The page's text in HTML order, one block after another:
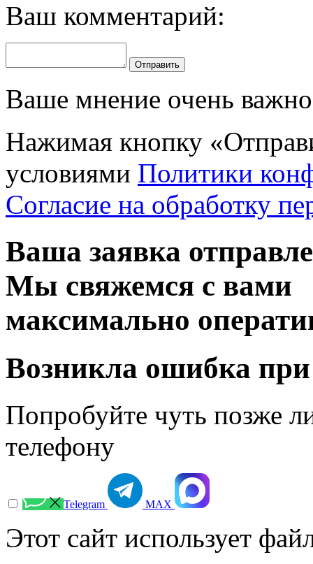
Ваш комментарий:
Отправить
Ваше мнение очень
Нажимая кнопку
условиями Политики
Согласие на обработку
Ваша заявка
Мы свяжемся с вами
максимально
Возникла ошибка при
Попробуйте чуть позже
телефону
Telegram МАХ
Этот сайт использует